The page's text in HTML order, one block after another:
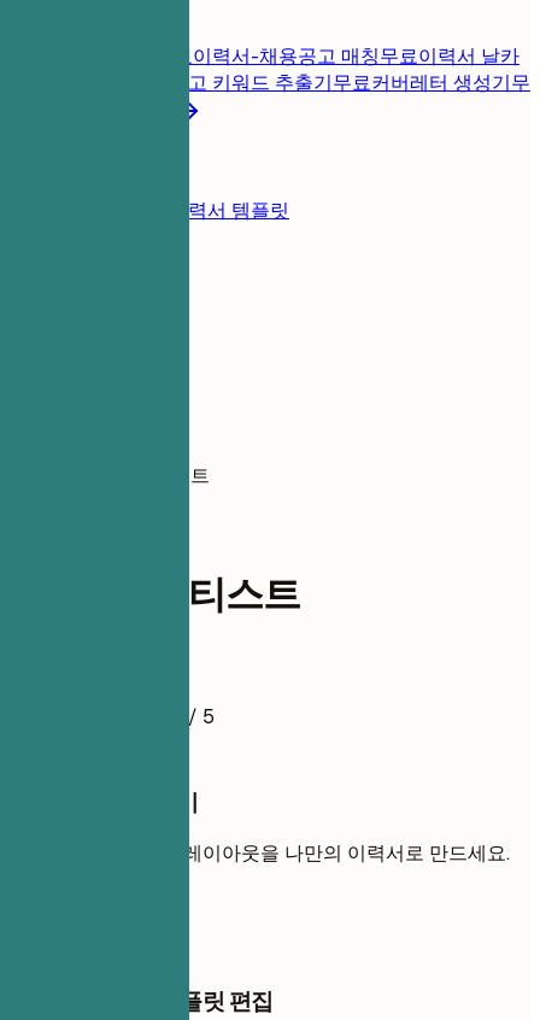
무료이력서-채용공고 매칭무료이력서 날카
채용공고 키워드 추출기무료커버레터 생성기무
이력서 템플릿
신입 3D 아티스트
신입 3D 아티스트
/ 5
이 템플릿 사용하기
내 경력을 추가해 이 레이아웃을 나만의 이력서로 만드세요.
AI 채팅에서 이 템플릿 편집